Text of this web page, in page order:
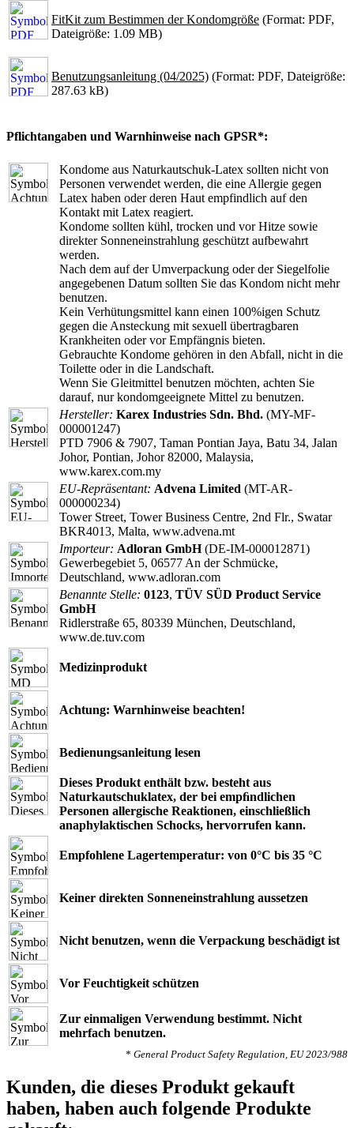
FitKit zum Bestimmen der Kondomgröße (Format: PDF,
Dateigröße: 1.09 MB)
Benutzungsanleitung (04/2025) (Format: PDF, Dateigröße:
287.63 kB)
Pflichtangaben und Warnhinweise nach GPSR*:
Kondome aus Naturkautschuk-Latex sollten nicht von
Personen verwendet werden, die eine Allergie gegen
Latex haben oder deren Haut empfindlich auf den
Kontakt mit Latex reagiert.
Kondome sollten kühl, trocken und vor Hitze sowie
direkter Sonneneinstrahlung geschützt aufbewahrt
werden.
Nach dem auf der Umverpackung oder der Siegelfolie
angegebenen Datum sollten Sie das Kondom nicht mehr
benutzen.
Kein Verhütungsmittel kann einen 100%igen Schutz
gegen die Ansteckung mit sexuell übertragbaren
Krankheiten oder vor Empfängnis bieten.
Gebrauchte Kondome gehören in den Abfall, nicht in die
Toilette oder in die Landschaft.
Wenn Sie Gleitmittel benutzen möchten, achten Sie
darauf, nur kondomgeeignete Mittel zu benutzen.
Hersteller: Karex Industries Sdn. Bhd. (MY-MF-
000001247)
PTD 7906 & 7907, Taman Pontian Jaya, Batu 34, Jalan
Johor, Pontian, Johor 82000, Malaysia,
www.karex.com.my
EU-Repräsentant: Advena Limited (MT-AR-
000000234)
Tower Street, Tower Business Centre, 2nd Flr., Swatar
BKR4013, Malta, www.advena.mt
Importeur: Adloran GmbH(DE-IM-000012871)
Gewerbegebiet 5, 06577 An der Schmücke,
Deutschland, www.adloran.com
Benannte Stelle: 0123, TÜV SÜD Product Service
GmbH
Ridlerstraße 65, 80339 München, Deutschland,
www.de.tuv.com
Medizinprodukt
Achtung: Warnhinweise beachten!
Bedienungsanleitung lesen
Dieses Produkt enthält bzw. besteht aus
Naturkautschuklatex, der bei empﬁndlichen
Personen allergische Reaktionen, einschließlich
anaphylaktischen Schocks, hervorrufen kann.
Empfohlene Lagertemperatur: von 0°C bis 35 °C
Keiner direkten Sonneneinstrahlung aussetzen
Nicht benutzen, wenn die Verpackung beschädigt ist
Vor Feuchtigkeit schützen
Zur einmaligen Verwendung bestimmt. Nicht
mehrfach benutzen.
* General Product Safety Regulation, EU 2023/988
Kunden, die dieses Produkt gekauft
haben, haben auch folgende Produkte